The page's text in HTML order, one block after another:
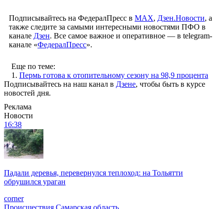
Подписывайтесь на ФедералПресс в МАХ, Дзен.Новости, а
также следите за самыми интересными новостями ПФО в
канале Дзен. Все самое важное и оперативное — в telegram-
канале «ФедералПресс».
Еще по теме:
1. Пермь готова к отопительному сезону на 98,9 процента
Подписывайтесь на наш канал в Дзене, чтобы быть в курсе
новостей дня.
Реклама
Новости
16:38
Падали деревья, перевернулся теплоход: на Тольятти
обрушился ураган
corner
Происшествия Самарская область